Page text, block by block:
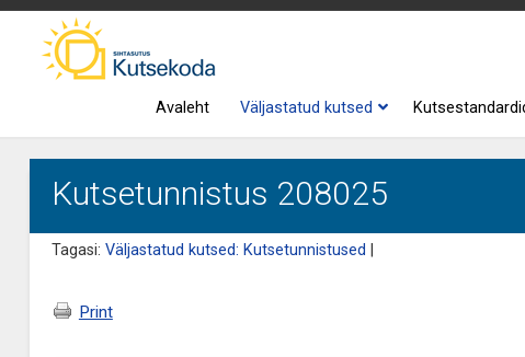
Avaleht Väljastatud kutsed
Kutsetunnistus 208025
Tagasi: Väljastatud kutsed: Kutsetunnistused
Print